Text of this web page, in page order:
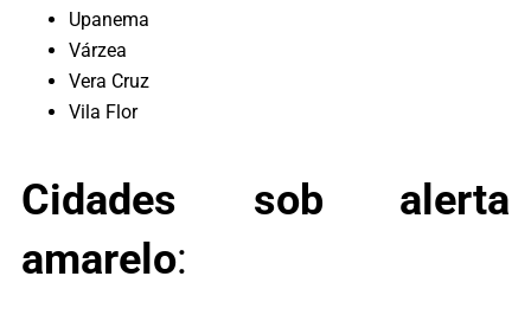
Upanema
Várzea
Vera Cruz
Vila Flor
Cidades sob alerta
amarelo: